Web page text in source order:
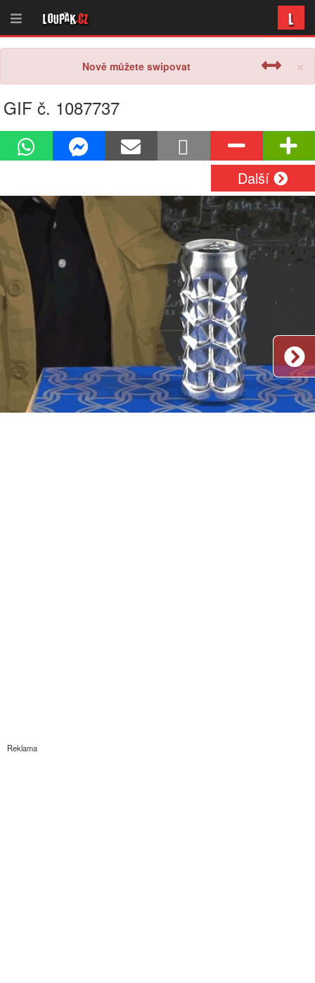
Loupak.cz L
×
Nově můžete swipovat
GIF č. 1087737
Další
Reklama